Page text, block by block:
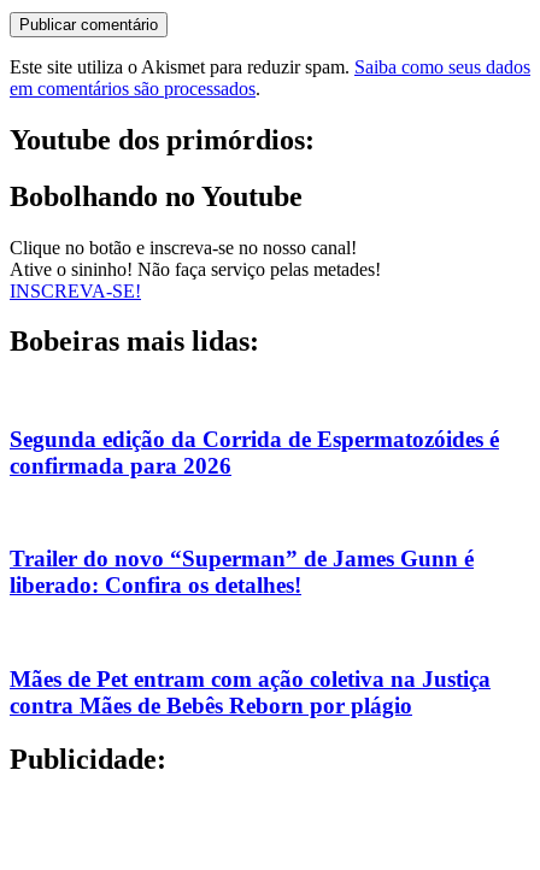
Este site utiliza o Akismet para reduzir spam. Saiba como seus dados
em comentários são processados.
Youtube dos primórdios:
Bobolhando no Youtube
Clique no botão e inscreva-se no nosso canal!
Ative o sininho! Não faça serviço pelas metades!
INSCREVA-SE!
Bobeiras mais lidas:
Segunda edição da Corrida de Espermatozóides é
confirmada para 2026
Trailer do novo “Superman” de James Gunn é
liberado: Confira os detalhes!
Mães de Pet entram com ação coletiva na Justiça
contra Mães de Bebês Reborn por plágio
Publicidade: